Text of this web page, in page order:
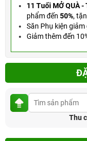
11 Tuổi MỞ QUÀ -
phẩm đến 50%,
Săn Phụ kiện giảm
Giảm thêm đến
Thu